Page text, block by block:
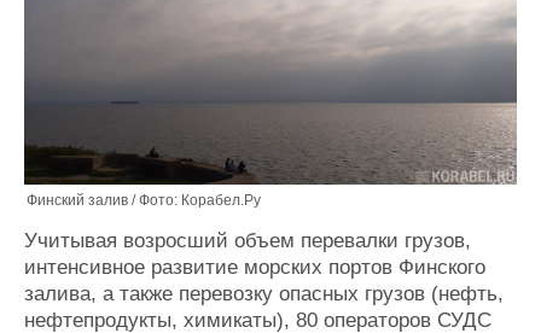
Отзывы
Все службы
Финский залив / Фото: Корабел.Ру
Учитывая возросший объем перевалки грузов,
интенсивное развитие морских портов Финского
залива, а также перевозку опасных грузов (нефть,
нефтепродукты, химикаты), 80 операторов СУДС